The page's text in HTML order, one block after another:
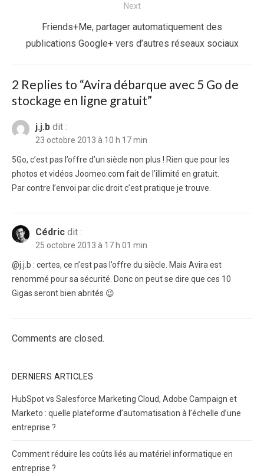
Next
post:
Friends+Me, partager automatiquement des
publications Google+ vers d’autres réseaux sociaux
2 Replies to “Avira débarque avec 5 Go de
stockage en ligne gratuit”
j.j.b dit :
23 octobre 2013 à 10 h 17 min
5Go, c’est pas l’offre d’un siècle non plus ! Rien que pour les
photos et vidéos Joomeo.com fait de l’illimité en gratuit.
Par contre l’envoi par clic droit c’est pratique je trouve.
Cédric dit :
25 octobre 2013 à 17 h 01 min
@j.j.b : certes, ce n’est pas l’offre du siècle. Mais Avira est
renommé pour sa sécurité. Donc on peut se dire que ces 10
Gigas seront bien abrités 😉
Comments are closed.
DERNIERS ARTICLES
HubSpot vs Salesforce Marketing Cloud, Adobe Campaign et
Marketo : quelle plateforme d’automatisation à l’échelle d’une
entreprise ?
Comment réduire les coûts liés au matériel informatique en
entreprise ?